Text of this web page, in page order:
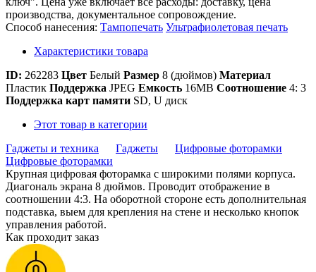
производства, документальное сопровождение.
Способ нанесения: Тампопечать Ультрафиолетовая печать
Характеристики товара
ID: 262283 Цвет Белый Размер 8 (дюймов) Материал
Пластик Поддержка JPEG Емкость 16MB Соотношение 4: 3
Поддержка карт памяти SD, U диск
Этот товар в категории
Гаджеты и техника
Гаджеты
Цифровые фоторамки
Цифровые фоторамки
Крупная цифровая фоторамка с широкими полями корпуса.
Диагональ экрана 8 дюймов. Проводит отображение в
соотношении 4:3. На оборотной стороне есть дополнительная
подставка, выем для крепления на стене и несколько кнопок
управления работой.
Как проходит заказ